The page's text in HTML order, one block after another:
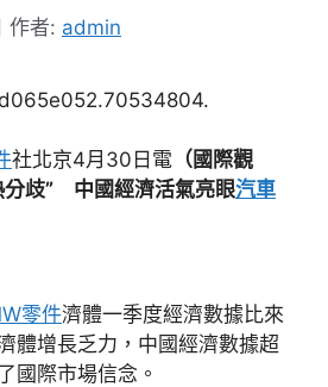
作者: admin
社北京4月30日電 （國際觀
分歧” 中國經濟活氣亮眼汽車
零件濟體一季度經濟數據比來
體增長乏力，中國經濟數據超
國際市場信念。